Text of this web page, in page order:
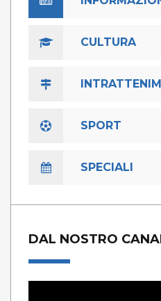
CULTURA
SPORT
SPECIALI
DAL NOSTRO